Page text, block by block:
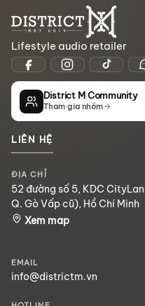
Lifestyle audio retailer
District M Community
Tham gia nhóm
LIÊN HỆ
ĐỊA CHỈ
52 đường số 5, KDC
Q. Gò Vấp cũ), Hồ Chí Minh
Xem map
EMAIL
info@districtm.vn